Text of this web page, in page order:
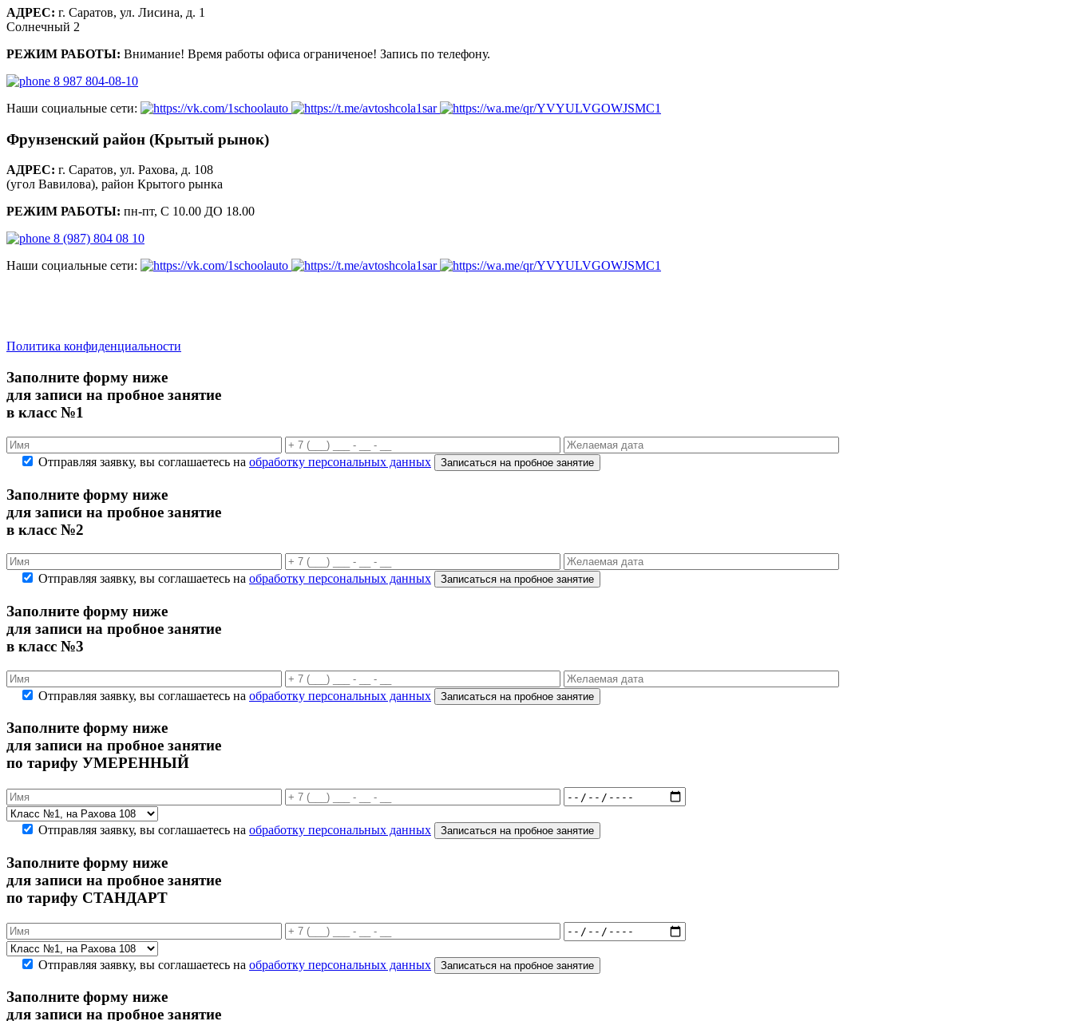
АДРЕС: г. Саратов, ул. Лисина, д. 1
Солнечный 2
РЕЖИМ РАБОТЫ: Внимание! Время работы офиса ограниченое! Запись по телефону.
8 987 804-08-10
Наши социальные сети:
Фрунзенский район (Крытый рынок)
АДРЕС: г. Саратов, ул. Рахова, д. 108
(угол Вавилова), район Крытого рынка
РЕЖИМ РАБОТЫ: пн-пт, С 10.00 ДО 18.00
8 (987) 804 08 10
Наши социальные сети:
Политика конфиденциальности
Заполните форму ниже
для записи на пробное занятие
в класс №1
Отправляя заявку, вы соглашаетесь на обработку персональных данных Записаться на пробное занятие
Заполните форму ниже
для записи на пробное занятие
в класс №2
Отправляя заявку, вы соглашаетесь на обработку персональных данных Записаться на пробное занятие
Заполните форму ниже
для записи на пробное занятие
в класс №3
Отправляя заявку, вы соглашаетесь на обработку персональных данных Записаться на пробное занятие
Заполните форму ниже
для записи на пробное занятие
по тарифу УМЕРЕННЫЙ
Отправляя заявку, вы соглашаетесь на обработку персональных данных Записаться на пробное занятие
Заполните форму ниже
для записи на пробное занятие
по тарифу СТАНДАРТ
Отправляя заявку, вы соглашаетесь на обработку персональных данных Записаться на пробное занятие
Заполните форму ниже
для записи на пробное занятие